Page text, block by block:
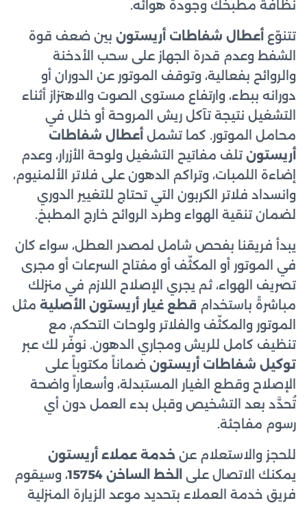
نظافة مطبخك وجودة هوائه.
تتنوّع أعطال شفاطات أريستون بين ضعف قوة
الشفط وعدم قدرة الجهاز على سحب الأدخنة
والروائح بفعالية، وتوقف الموتور عن الدوران أو
دورانه ببطء، وارتفاع مستوى الصوت والاهتزاز أثناء
التشغيل نتيجة تآكل ريش المروحة أو خلل في
محامل الموتور. كما تشمل أعطال شفاطات
أريستون تلف مفاتيح التشغيل ولوحة الأزرار، وعدم
إضاءة اللمبات، وتراكم الدهون على فلاتر الألمنيوم،
وانسداد فلاتر الكربون التي تحتاج للتغيير الدوري
لضمان تنقية الهواء وطرد الروائح خارج المطبخ.
يبدأ فريقنا بفحص شامل لمصدر العطل، سواء كان
في الموتور أو المكثّف أو مفتاح السرعات أو مجرى
تصريف الهواء، ثم يجري الإصلاح اللازم في منزلك
مباشرةً باستخدام قطع غيار أريستون الأصلية مثل
الموتور والمكثّف والفلاتر ولوحات التحكم، مع
تنظيف كامل للريش ومجاري الدهون. نوفّر لك عبر
توكيل شفاطات أريستون ضماناً مكتوباً على
الإصلاح وقطع الغيار المستبدلة، وأسعاراً واضحة
تُحدَّد بعد التشخيص وقبل بدء العمل دون أي
رسوم مفاجئة.
للحجز والاستعلام عن خدمة عملاء أريستون
يمكنك الاتصال على الخط الساخن 15754
، وسيقوم
فريق خدمة العملاء بتحديد موعد الزيارة المنزلية